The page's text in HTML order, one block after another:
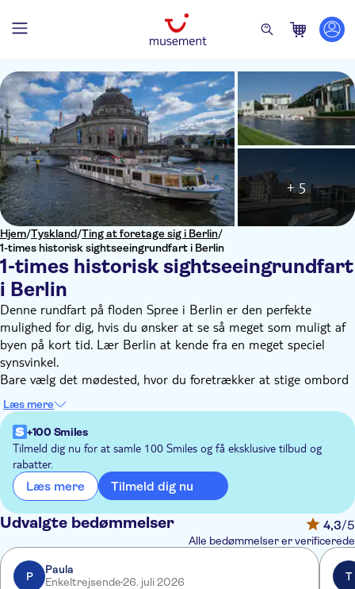
Hjem/Tyskland/Ting at foretage sig i Berlin/
1-times historisk sightseeingrundfart i Berlin
1-times historisk sightseeingrundfart
i Berlin
+ 5
Denne rundfart på floden Spree i Berlin er den perfekte
mulighed for dig, hvis du ønsker at se så meget som muligt af
byen på kort tid. Lær Berlin at kende fra en meget speciel
synsvinkel.
Bare vælg det mødested, hvor du foretrækker at stige ombord
på sightseeingrundfarten (Friedrichstrasse/Weidendamm). Hvis
du ønsker det, kan du at lytte til den tyske forklaring eller
bruge muligheden for en audioguide på dit sprog.
På denne sightseeingrundfart vil du passere forbi de historiske
seværdigheder i Berlin. Du vil se Reichstag, sædet for det tyske
parlament og flyde gennem Regierungsviertel
(Regeringskvarteret) og se Haus der Kulturen der Welt. Andre
seværdigheder omfatter Siegessäule, Schloss Bellevue og
Museumsinsel (Museumsøen). Oplev alle disse fantastiske
attraktioner på blot en time og hør interessante fakta om den
bevægende historie i den tyske hovedstad.
Læs mere
+100 Smiles
Tilmeld dig nu for at samle 100 Smiles og få eksklusive tilbud og
rabatter.
Læs mere Tilmeld dig nu
Udvalgte bedømmelser 4,3/5
Alle bedømmelser er verificerede
P
Paula
Enkeltrejsende26. juli 2026
T